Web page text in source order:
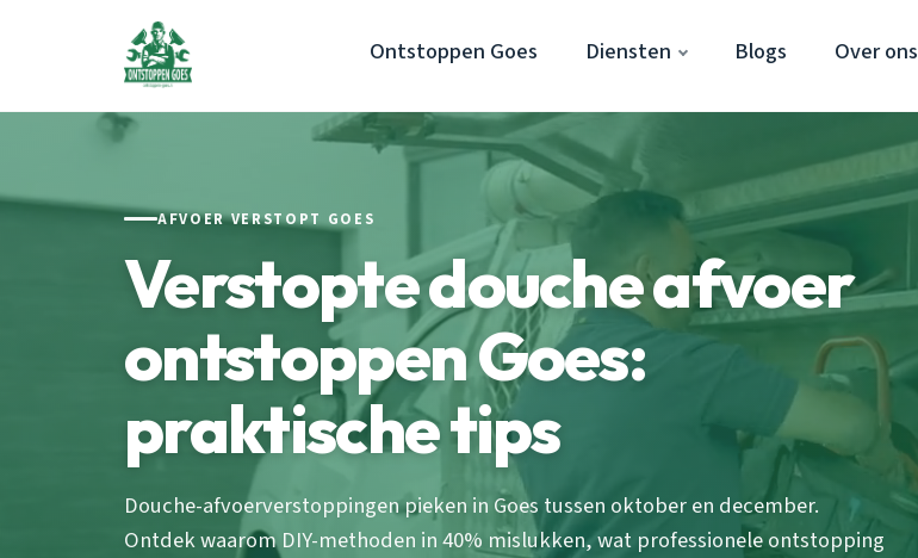
Ontstoppen Goes Diensten Blogs Over ons
AFVOER VERSTOPT GOES
Verstopte douche afvoer
ontstoppen Goes:
praktische tips
Douche-afvoerverstoppingen pieken in Goes tussen oktober en december.
Ontdek waarom DIY-methoden in 40% mislukken, wat professionele ontstopping